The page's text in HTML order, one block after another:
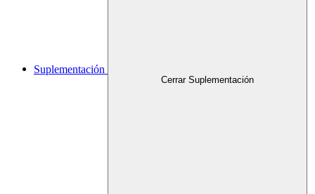
Suplementación
Cerrar Suplementación